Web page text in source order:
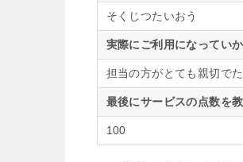
そくじつたいおう
実際にご利用になってい
担当の方がとても親切で
最後にサービスの点数を
100